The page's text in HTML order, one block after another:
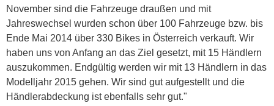
November sind die Fahrzeuge draußen und mit
Jahreswechsel wurden schon über 100 Fahrzeuge bzw. bis
Ende Mai 2014 über 330 Bikes in Österreich verkauft. Wir
haben uns von Anfang an das Ziel gesetzt, mit 15 Händlern
auszukommen. Endgültig werden wir mit 13 Händlern in das
Modelljahr 2015 gehen. Wir sind gut aufgestellt und die
Händlerabdeckung ist ebenfalls sehr gut."